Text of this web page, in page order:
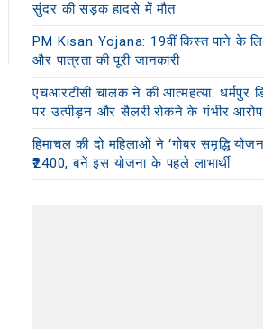
सुंदर की सड़क हादसे में मौत
PM Kisan Yojana: 19वीं किस्त पाने के
और पात्रता की पूरी जानकारी
एचआरटीसी चालक ने की आत्महत्या: धर्मपुर
पर उत्पीड़न और सैलरी रोकने के गंभीर आरोप
हिमाचल की दो महिलाओं ने ‘गोबर समृद्धि
₹2400, बनें इस योजना के पहले लाभार्थी